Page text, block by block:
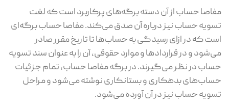
مفاصا حساب از آن دسته برگه‌های پرکاربرد است که لغت
تسویه حساب نیز درباره آن صدق می‌کند. مفاصا حساب برگه‌ای
است که در ازای رسیدگی به حساب‌ها تا تاریخ مقرر صادر
می‌شود و در قراردادها و موارد حقوقی، آن را به عنوان سند تسویه
حساب در نظر می‌گیرند. در برگه مفاصا حساب، تمام جزئیات
حساب‌های بدهکاری و بستانکاری نوشته می‌شود و مراحل
تسویه حساب نیز در آن آورده می‌شود.